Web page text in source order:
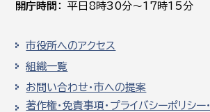
開庁時間
平日8時30分～17時15分
市役所へのアクセス
組織一覧
お問い合わせ・市への提案
著作権・免責事項・プライバシーポリシー